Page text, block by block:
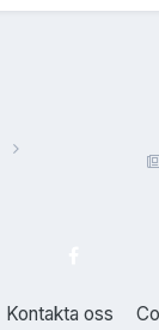
Kontakta oss